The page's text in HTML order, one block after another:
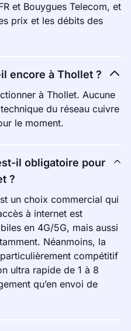
et Bouygues Telecom, et
prix et les débits des
encore à Thollet ?
à Thollet. Aucune
du réseau cuivre
le moment.
il obligatoire pour
?
un choix commercial qui
à internet est
en 4G/5G, mais aussi
Néanmoins, la
compétitif
ultra rapide de 1 à 8
qu’en envoi de